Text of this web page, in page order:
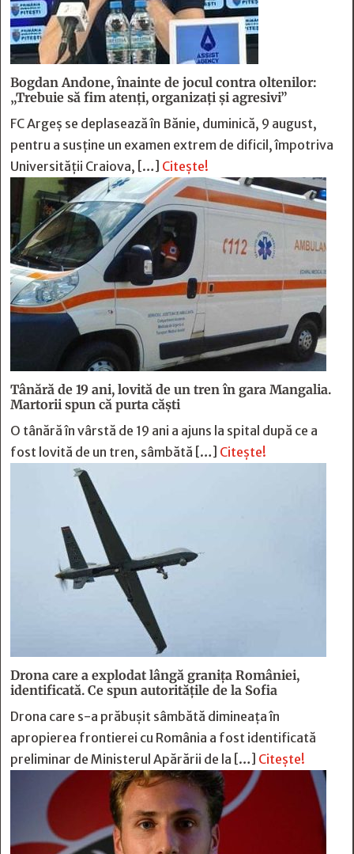
Bogdan Andone, înainte de jocul contra oltenilor:
„Trebuie să fim atenți, organizați și agresivi”
FC Argeș se deplasează în Bănie, duminică, 9 august,
pentru a susține un examen extrem de dificil, împotriva
Universității Craiova, […] Citește!
Tânără de 19 ani, lovită de un tren în gara Mangalia.
Martorii spun că purta căști
O tânără în vârstă de 19 ani a ajuns la spital după ce a
fost lovită de un tren, sâmbătă […] Citește!
Drona care a explodat lângă granița României,
identificată. Ce spun autoritățile de la Sofia
Drona care s-a prăbușit sâmbătă dimineața în
apropierea frontierei cu România a fost identificată
preliminar de Ministerul Apărării de la […] Citește!